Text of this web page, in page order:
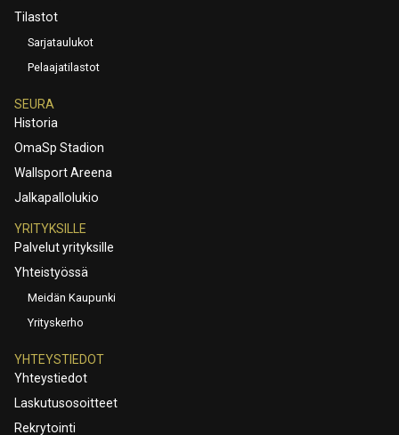
Tilastot
Sarjataulukot
Pelaajatilastot
SEURA
Historia
OmaSp Stadion
Wallsport Areena
Jalkapallolukio
YRITYKSILLE
Palvelut yrityksille
Yhteistyössä
Meidän Kaupunki
Yrityskerho
YHTEYSTIEDOT
Yhteystiedot
Laskutusosoitteet
Rekrytointi